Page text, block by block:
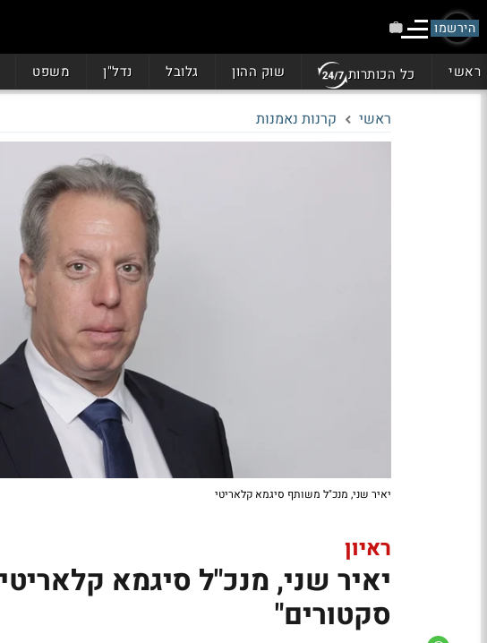
הירשמו
ראשי כל הכותרות שוק ההון גלובל נדל"ן משפט
ראשי קרנות נאמנות
יאיר שני, מנכ"ל משותף סיגמא קלאריטי
ראיון
יאיר שני, מנכ"ל סיגמא
סקטורים"